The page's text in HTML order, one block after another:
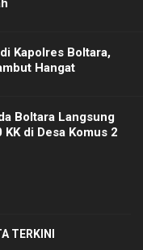
Kapolres Boltara,
Hangat
Boltara Langsung
di Desa Komus 2
TERKINI